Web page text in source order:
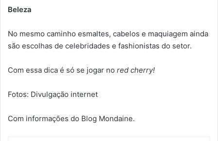
Beleza
No mesmo caminho esmaltes, cabelos e maquiagem ainda
são escolhas de celebridades e fashionistas do setor.
Com essa dica é só se jogar no red cherry!
Fotos: Divulgação internet
Com informações do Blog Mondaine.